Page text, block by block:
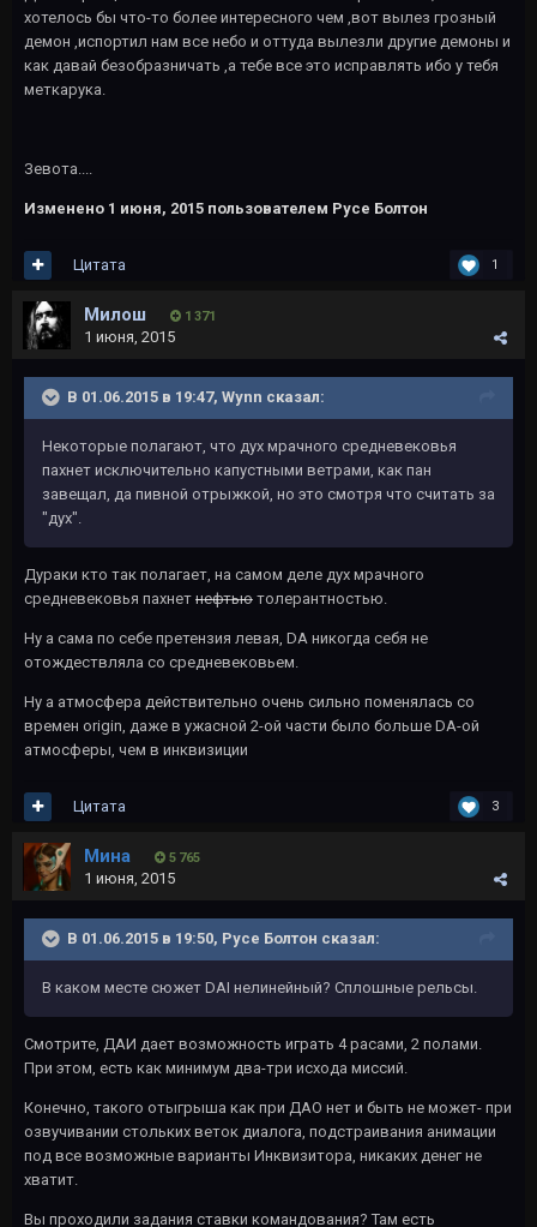
хотелось бы что-то более интересного чем ,вот вылез грозный
демон ,испортил нам все небо и оттуда вылезли другие демоны и
как давай безобразничать ,а тебе все это исправлять ибо у тебя
меткарука.
Зевота....
Изменено 1 июня, 2015 пользователем Русе Болтон
1
Цитата
Милош 1 371
1 июня, 2015
В 01.06.2015 в 19:47, Wynn сказал:
Некоторые полагают, что дух мрачного средневековья
пахнет исключительно капустными ветрами, как пан
завещал, да пивной отрыжкой, но это смотря что считать за
"дух".
Дураки кто так полагает, на самом деле дух мрачного
средневековья пахнет нефтью толерантностью.
Ну а сама по себе претензия левая, DA никогда себя не
отождествляла со средневековьем.
Ну а атмосфера действительно очень сильно поменялась со
времен origin, даже в ужасной 2-ой части было больше DA-ой
атмосферы, чем в инквизиции
3
Цитата
Мина 5 765
1 июня, 2015
В 01.06.2015 в 19:50, Русе Болтон сказал:
В каком месте сюжет DAI нелинейный? Сплошные рельсы.
Смотрите, ДАИ дает возможность играть 4 расами, 2 полами.
При этом, есть как минимум два-три исхода миссий.
Конечно, такого отыгрыша как при ДАО нет и быть не может- при
озвучивании стольких веток диалога, подстраивания анимации
под все возможные варианты Инквизитора, никаких денег не
хватит.
Вы проходили задания ставки командования? Там есть